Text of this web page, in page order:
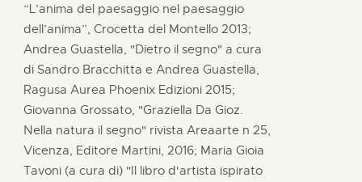
“L’anima del paesaggio nel paesaggio
dell’anima”, Crocetta del Montello 2013;
Andrea Guastella, "Dietro il segno" a cura
di Sandro Bracchitta e Andrea Guastella,
Ragusa Aurea Phoenix Edizioni 2015;
Giovanna Grossato, "Graziella Da Gioz.
Nella natura il segno" rivista Areaarte n 25,
Vicenza, Editore Martini, 2016; Maria Gioia
Tavoni (a cura di) "Il libro d'artista ispirato